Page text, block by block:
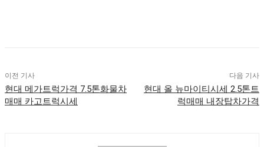
이전 기사
현대 메가트럭가격 7.5톤화물차
매매 카고트럭시세
다음 기사
현대 올 뉴마이티시세 2.5톤트
럭매매 내장탑차가격